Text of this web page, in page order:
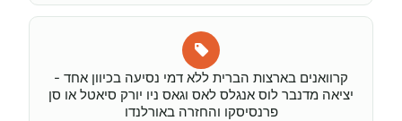
קרוואנים בארצות הברית ללא דמי נסיעה בכיוון אחד -
יציאה מדנבר לוס אנגלס לאס וגאס ניו יורק סיאטל או סן
פרנסיסקו והחזרה באורלנדו